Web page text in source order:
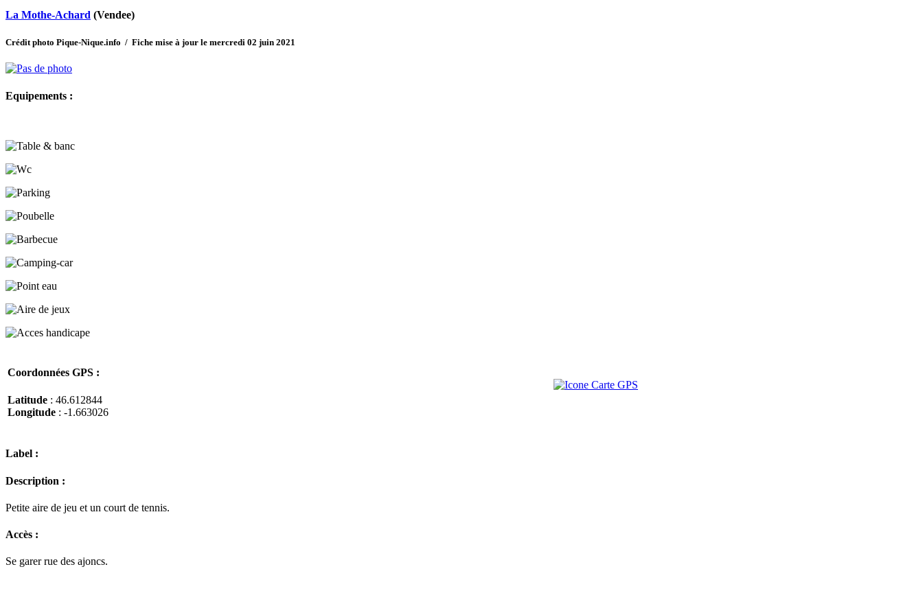
La Mothe-Achard (Vendee)
Crédit photo Pique-Nique.info / Fiche mise à jour le mercredi 02 juin 2021
Equipements :
Coordonnées GPS :
Latitude : 46.612844
Longitude : -1.663026
Label :
Description :
Petite aire de jeu et un court de tennis.
Accès :
Se garer rue des ajoncs.